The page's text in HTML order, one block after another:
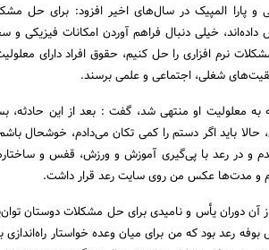
و پارا المپیک در سال­‌های اخیر افزود: برای حل
خود اختصاص داده‌­اند، خیلی دنبال فراهم آوردن امکانات فیزیکی
نرم افزاری را حل کنیم، حقوق افراد دارای
شغلی، اجتماعی و علمی برسند.
به معلولیت او منتهی شد، گفت : بعد از این حادثه،
باید اگر دستم را کمی تکان می‌­دادم، خوشحال
آشنا شدم و در رعد با پی­‌گیری آموزش و ورزش، قفس و
و مدت‌ها عکس من روی سایت رعد قرار داشت.
آن دوران یأس و نامیدی برای حل مشکلات دوستان
رعد بود که من برای میان وعده خواستار راه‌­اندازی